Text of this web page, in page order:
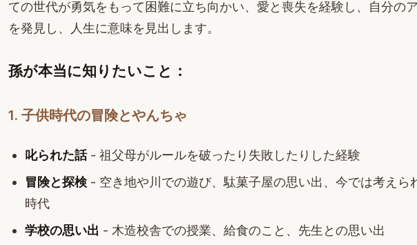
ての世代が勇気をもって困難に立ち向かい、愛と喪失を経験し、自分の
を発見し、人生に意味を見出します。
孫が本当に知りたいこと：
1. 子供時代の冒険とやんちゃ
叱られた話- 祖父母がルールを破ったり失敗したりした経験
冒険と探検 - 空き地や川での遊び、駄菓子屋の思い出、今では考えら
時代
学校の思い出 - 木造校舎での授業、給食のこと、先生との思い出